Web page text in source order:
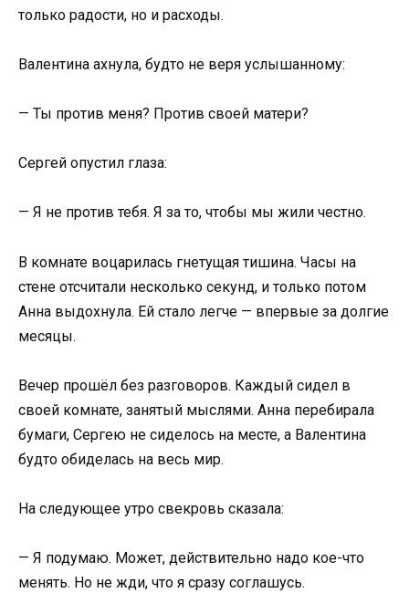
только радости, но и расходы.
Валентина ахнула, будто не веря услышанному:
— Ты против меня? Против своей матери?
Сергей опустил глаза:
— Я не против тебя. Я за то, чтобы мы жили честно.
В комнате воцарилась гнетущая тишина. Часы на
стене отсчитали несколько секунд, и только потом
Анна выдохнула. Ей стало легче — впервые за долгие
месяцы.
Вечер прошёл без разговоров. Каждый сидел в
своей комнате, занятый мыслями. Анна перебирала
бумаги, Сергею не сиделось на месте, а Валентина
будто обиделась на весь мир.
На следующее утро свекровь сказала:
— Я подумаю. Может, действительно надо кое-что
менять. Но не жди, что я сразу соглашусь.